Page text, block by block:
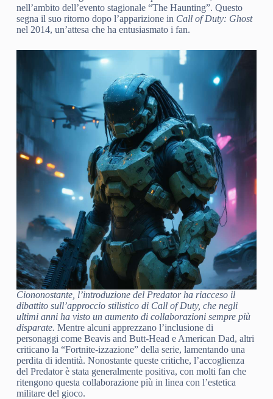
nell’ambito dell’evento stagionale “The Haunting”. Questo
segna il suo ritorno dopo l’apparizione in Call of Duty: Ghost
nel 2014, un’attesa che ha entusiasmato i fan.
Ciononostante, l’introduzione del Predator ha riacceso il
dibattito sull’approccio stilistico di Call of Duty, che negli
ultimi anni ha visto un aumento di collaborazioni sempre più
disparate. Mentre alcuni apprezzano l’inclusione di
personaggi come Beavis and Butt-Head e American Dad, altri
criticano la “Fortnite-izzazione” della serie, lamentando una
perdita di identità. Nonostante queste critiche, l’accoglienza
del Predator è stata generalmente positiva, con molti fan che
ritengono questa collaborazione più in linea con l’estetica
militare del gioco.